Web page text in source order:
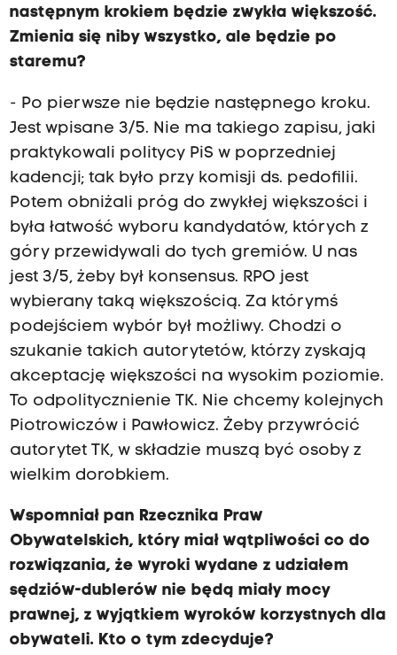
następnym krokiem będzie zwykła większość.
Zmienia się niby wszystko, ale będzie po
staremu?
- Po pierwsze nie będzie następnego kroku.
Jest wpisane 3/5. Nie ma takiego zapisu, jaki
praktykowali politycy PiS w poprzedniej
kadencji; tak było przy komisji ds. pedofilii.
Potem obniżali próg do zwykłej większości i
była łatwość wyboru kandydatów, których z
góry przewidywali do tych gremiów. U nas
jest 3/5, żeby był konsensus. RPO jest
wybierany taką większością. Za którymś
podejściem wybór był możliwy. Chodzi o
szukanie takich autorytetów, którzy zyskają
akceptację większości na wysokim poziomie.
To odpolitycznienie TK. Nie chcemy kolejnych
Piotrowiczów i Pawłowicz. Żeby przywrócić
autorytet TK, w składzie muszą być osoby z
wielkim dorobkiem.
Wspomniał pan Rzecznika Praw
Obywatelskich, który miał wątpliwości co do
rozwiązania, że wyroki wydane z udziałem
sędziów-dublerów nie będą miały mocy
prawnej, z wyjątkiem wyroków korzystnych dla
obywateli. Kto o tym zdecyduje?